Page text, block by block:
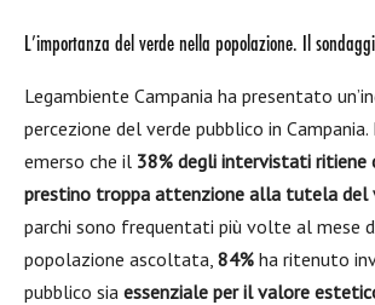
L’importanza del verde nella popolazione. Il
Legambiente Campania ha presentato
percezione del verde pubblico in
emerso che il 38% degli intervistati ritiene
prestino troppa attenzione alla tutela del
parchi sono frequentati più volte al mese
popolazione ascoltata, 84% ha ritenuto
pubblico sia essenziale per il valore